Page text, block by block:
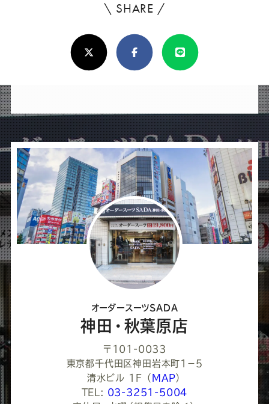
\ SHARE /
ろ
し
け
ば
シ
ェ
ア
し
て
く
だ
い
X(Twitter)FacebookLine
オーダースーツSADA
神田・秋葉原店
〒101-0033
東京都千代田区神田岩本町1−５
清水ビル 1F
（ MAP）
TEL: 03-3251-5004